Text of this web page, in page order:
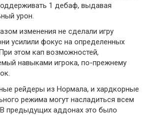
1 дебаф, выдавая
урон.
изменения не сделали игру
усилили фокус на определенных
этом кап возможностей,
навыками игрока, по-прежнему
рейдеры из Нормала, и хардкорные
режима могут насладиться всем
предыдущих аддонах это было